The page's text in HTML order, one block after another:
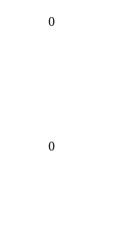
0
0